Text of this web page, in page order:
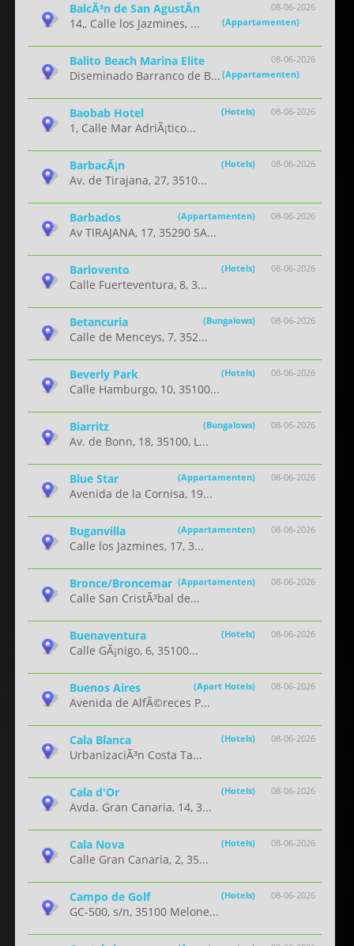
08-06-2026
BalcÃ³n de San AgustÃ­n
(Appartamenten)
14,, Calle los Jazmines, ...
08-06-2026
Balito Beach Marina Elite
(Appartamenten)
Diseminado Barranco de B...
08-06-2026
Baobab Hotel (Hotels)
1, Calle Mar AdriÃ¡tico...
08-06-2026
BarbacÃ¡n (Hotels)
Av. de Tirajana, 27, 3510...
08-06-2026
Barbados (Appartamenten)
Av TIRAJANA, 17, 35290 SA...
08-06-2026
Barlovento (Hotels)
Calle Fuerteventura, 8, 3...
08-06-2026
Betancuria (Bungalows)
Calle de Menceys, 7, 352...
08-06-2026
Beverly Park (Hotels)
Calle Hamburgo, 10, 35100...
08-06-2026
Biarritz (Bungalows)
Av. de Bonn, 18, 35100, L...
08-06-2026
Blue Star (Appartamenten)
Avenida de la Cornisa, 19...
08-06-2026
Buganvilla (Appartamenten)
Calle los Jazmines, 17, 3...
08-06-2026
Bronce/Broncemar (Appartamenten)
Calle San CristÃ³bal de...
08-06-2026
Buenaventura (Hotels)
Calle GÃ¡nigo, 6, 35100...
08-06-2026
Buenos Aires (Apart Hotels)
Avenida de AlfÃ©reces P...
08-06-2026
Cala Blanca (Hotels)
UrbanizaciÃ³n Costa Ta...
08-06-2026
Cala d'Or (Hotels)
Avda. Gran Canaria, 14, 3...
08-06-2026
Cala Nova (Hotels)
Calle Gran Canaria, 2, 35...
08-06-2026
Campo de Golf (Hotels)
GC-500, s/n, 35100 Melone...